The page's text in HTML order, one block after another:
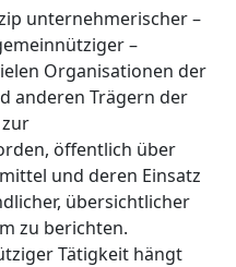
unternehmerischer –
–
Organisationen der
anderen Trägern der
öffentlich über
und deren Einsatz
übersichtlicher
zu berichten.
Tätigkeit hängt